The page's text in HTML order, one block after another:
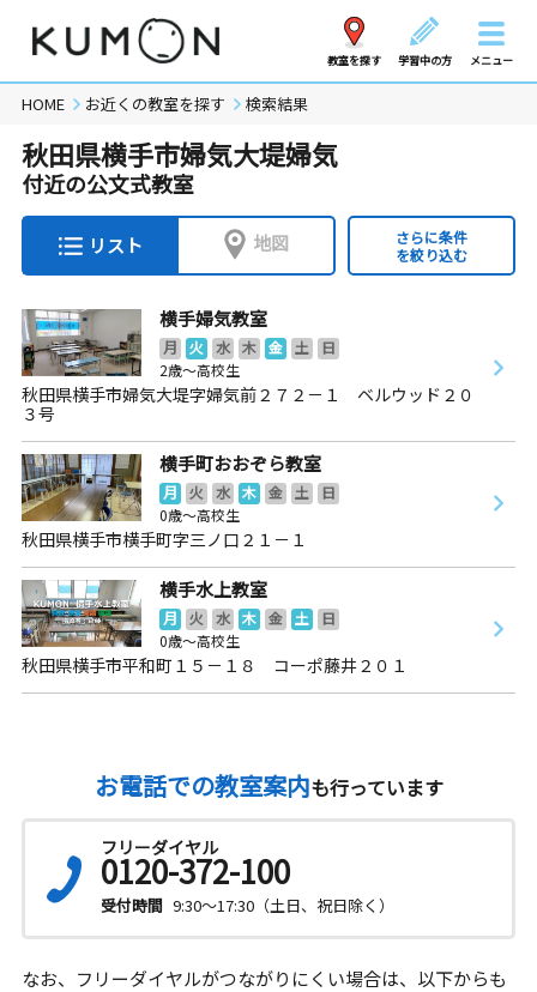
教室を探す 学習中の方 メニュー
HOME お近くの教室を探す 検索結果
秋田県横手市婦気大堤婦気
付近の公文式教室
リスト 地図
さらに条件
を絞り込む
横手婦気教室
月 火 水 木 金 土
日
2歳～高校生
秋田県横手市婦気大堤字婦気前２７２－１ ベルウッド２０
３号
横手町おおぞら教室
月 火 水 木 金 土
日
0歳～高校生
秋田県横手市横手町字三ノ口２１－１
横手水上教室
月 火 水 木 金 土
日
0歳～高校生
秋田県横手市平和町１５－１８ コーポ藤井２０１
お電話での教室案内も行っています
フリーダイヤル
0120-372-100
受付時間 9:30～17:30（土日、祝日除く）
なお、フリーダイヤルがつながりにくい場合は、以下からも